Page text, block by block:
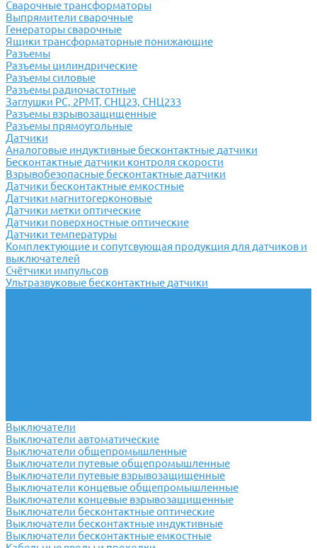
Сварочные трансформаторы
Выпрямители сварочные
Генераторы сварочные
Ящики трансформаторные понижающие
Разъемы
Разъемы цилиндрические
Разъемы силовые
Разъемы радиочастотные
Заглушки РС, 2РМТ, СНЦ23, СНЦ233
Разъемы взрывозащищенные
Разъемы прямоугольные
Датчики
Аналоговые индуктивные бесконтактные датчики
Бесконтактные датчики контроля скорости
Взрывобезопасные бесконтактные датчики
Датчики бесконтактные емкостные
Датчики магнитогерконовые
Датчики метки оптические
Датчики поверхностные оптические
Датчики температуры
Комплектующие и сопутсвующая продукция для датчиков и
выключателей
Счётчики импульсов
Ультразвуковые бесконтактные датчики
Выключатели
Выключатели автоматические
Выключатели общепромышленные
Выключатели путевые общепромышленные
Выключатели путевые взрывозащищенные
Выключатели концевые общепромышленные
Выключатели концевые взрывозащищенные
Выключатели бесконтактные оптические
Выключатели бесконтактные индуктивные
Выключатели бесконтактные емкостные